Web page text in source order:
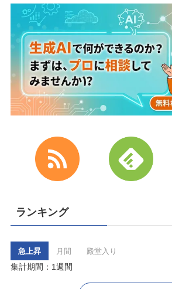
ランキング
急上昇 月間 殿堂入り
集計期間：1週間